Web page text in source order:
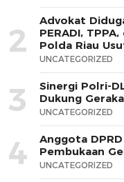
2
Advokat
PERADI,
Polda Riau
UNCATEGORIZED
3
Sinergi Polri-
Dukung
UNCATEGORIZED
4
Anggota
Pembukaan
UNCATEGORIZED